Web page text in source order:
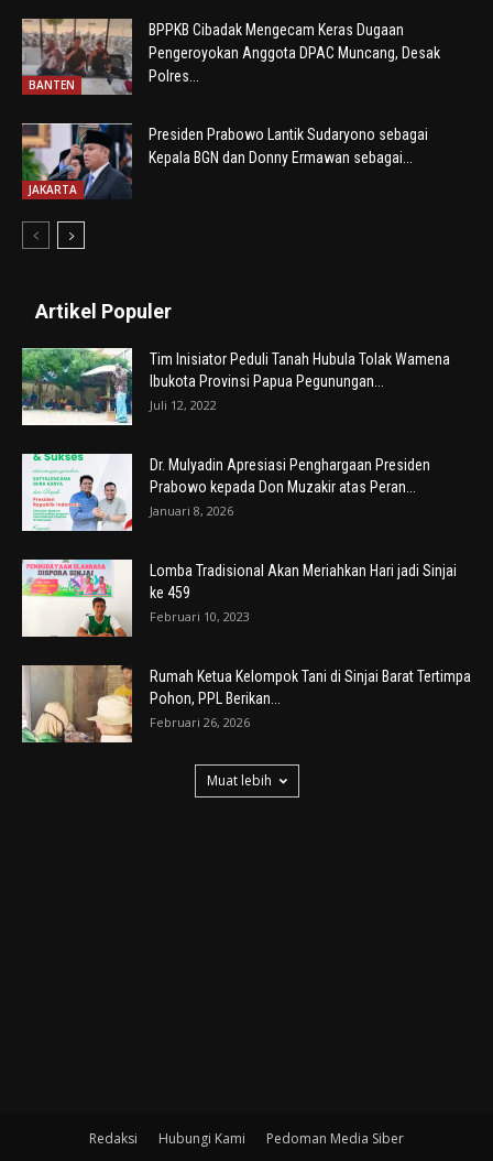
BANTEN
BPPKB Cibadak Mengecam Keras Dugaan
Pengeroyokan Anggota DPAC Muncang, Desak
Polres...
JAKARTA
Presiden Prabowo Lantik Sudaryono sebagai
Kepala BGN dan Donny Ermawan sebagai...
Artikel Populer
Tim Inisiator Peduli Tanah Hubula Tolak Wamena
Ibukota Provinsi Papua Pegunungan...
Juli 12, 2022
Dr. Mulyadin Apresiasi Penghargaan Presiden
Prabowo kepada Don Muzakir atas Peran...
Januari 8, 2026
Lomba Tradisional Akan Meriahkan Hari jadi Sinjai
ke 459
Februari 10, 2023
Rumah Ketua Kelompok Tani di Sinjai Barat Tertimpa
Pohon, PPL Berikan...
Februari 26, 2026
Muat lebih
Redaksi Hubungi Kami Pedoman Media Siber